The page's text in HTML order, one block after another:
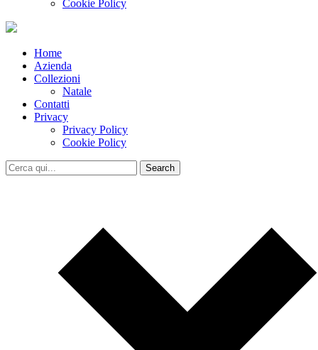
Cookie Policy
Home
Azienda
Collezioni
Natale
Contatti
Privacy
Privacy Policy
Cookie Policy